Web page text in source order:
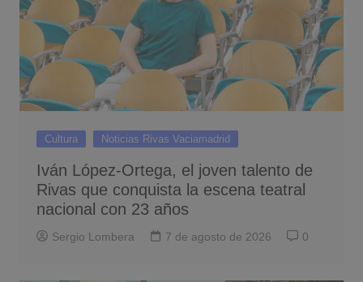
Cultura Noticias Rivas Vaciamadrid
Iván López-Ortega, el joven talento de
Rivas que conquista la escena teatral
nacional con 23 años
Sergio Lombera 7 de agosto de 2026 0